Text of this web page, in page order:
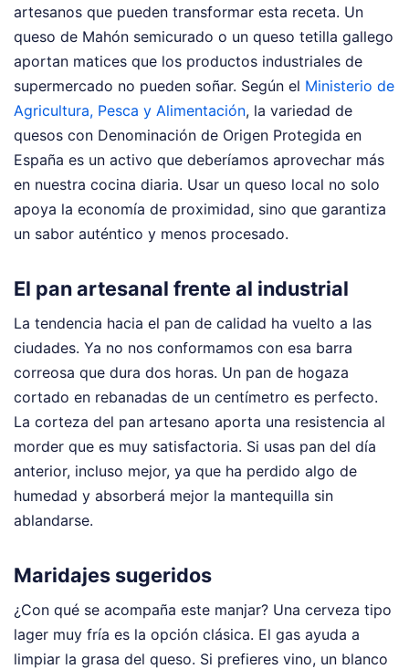
artesanos que pueden transformar esta receta. Un
queso de Mahón semicurado o un queso tetilla gallego
aportan matices que los productos industriales de
supermercado no pueden soñar. Según el Ministerio de
Agricultura, Pesca y Alimentación, la variedad de
quesos con Denominación de Origen Protegida en
España es un activo que deberíamos aprovechar más
en nuestra cocina diaria. Usar un queso local no solo
apoya la economía de proximidad, sino que garantiza
un sabor auténtico y menos procesado.
El pan artesanal frente al industrial
La tendencia hacia el pan de calidad ha vuelto a las
ciudades. Ya no nos conformamos con esa barra
correosa que dura dos horas. Un pan de hogaza
cortado en rebanadas de un centímetro es perfecto.
La corteza del pan artesano aporta una resistencia al
morder que es muy satisfactoria. Si usas pan del día
anterior, incluso mejor, ya que ha perdido algo de
humedad y absorberá mejor la mantequilla sin
ablandarse.
Maridajes sugeridos
¿Con qué se acompaña este manjar? Una cerveza tipo
lager muy fría es la opción clásica. El gas ayuda a
limpiar la grasa del queso. Si prefieres vino, un blanco